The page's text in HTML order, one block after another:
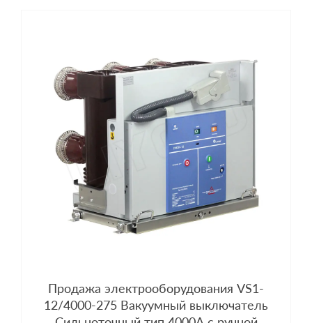
Продажа электрооборудования VS1-
12/4000-275 Вакуумный выключатель